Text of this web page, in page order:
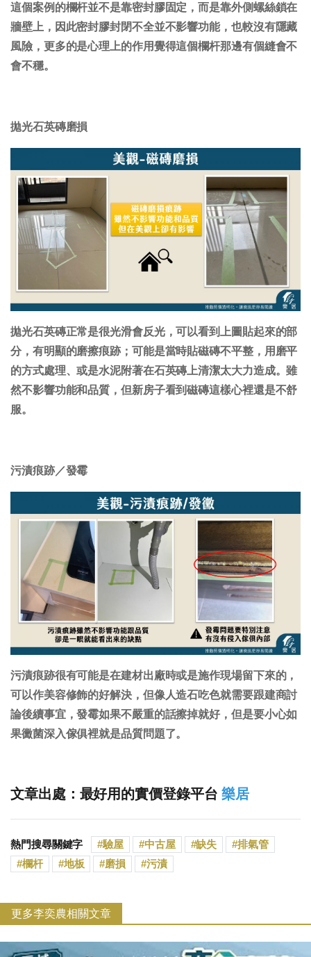
這個案例的欄杆並不是靠密封膠固定，而是靠外側螺絲鎖在
牆壁上，因此密封膠封閉不全並不影響功能，也較沒有隱藏
風險，更多的是心理上的作用覺得這個欄杆那邊有個縫會不
會不穩。
拋光石英磚磨損
拋光石英磚正常是很光滑會反光，可以看到上圖貼起來的部
分，有明顯的磨擦痕跡；可能是當時貼磁磚不平整，用磨平
的方式處理、或是水泥附著在石英磚上清潔太大力造成。雖
然不影響功能和品質，但新房子看到磁磚這樣心裡還是不舒
服。
污漬痕跡／發霉
污漬痕跡很有可能是在建材出廠時或是施作現場留下來的，
可以作美容修飾的好解決，但像人造石吃色就需要跟建商討
論後續事宜，發霉如果不嚴重的話擦掉就好，但是要小心如
果黴菌深入傢俱裡就是品質問題了。
文章出處：最好用的實價登錄平台樂居
熱門搜尋關鍵字 驗屋 中古屋 缺失
排氣管
欄杆
地板 磨損 污漬
更多李奕農相關文章